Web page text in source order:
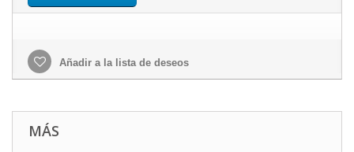
Añadir a la lista de deseos
MÁS